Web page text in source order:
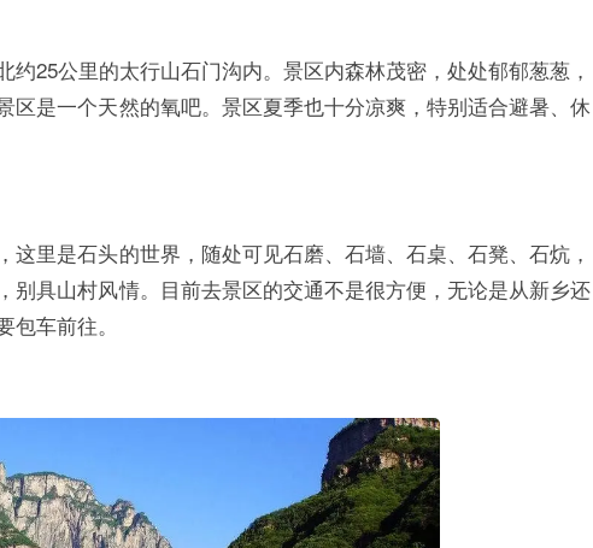
约25公里的太行山石门沟内。景区内森林茂密，处处郁郁葱葱，
区是一个天然的氧吧。景区夏季也十分凉爽，特别适合避暑、休
里是石头的世界，随处可见石磨、石墙、石桌、石凳、石炕，
别具山村风情。目前去景区的交通不是很方便，无论是从新乡还
车前往。